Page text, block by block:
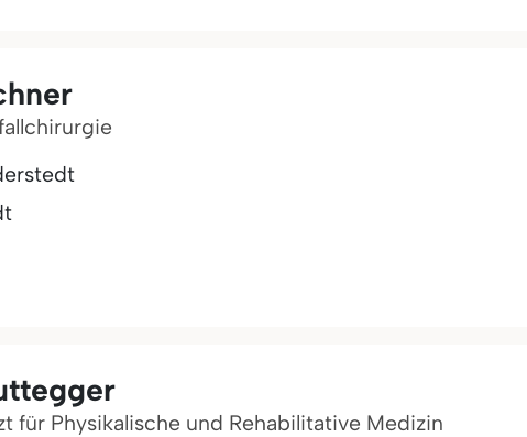
für Physikalische und Rehabilitative Medizin